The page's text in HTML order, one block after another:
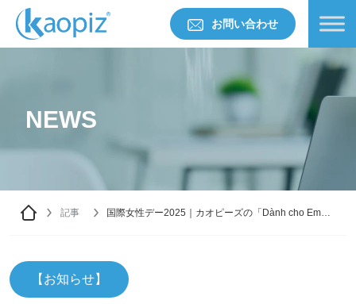
お問い合わせ
NEWS
記事
国際女性デー2025｜カオピーズの「Dành cho Em」
【お知らせ】